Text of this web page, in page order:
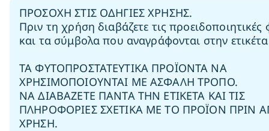
ΠPOΣOXH ΣTIΣ OΔHΓIEΣ XPHΣHΣ.
Πριν τη χρήση διαβάζετε τις προειδοποιητικές
και τα σύμβολα που αναγράφονται στην
ΤΑ ΦΥΤΟΠΡΟΣΤΑΤΕΥΤΙΚΑ ΠΡΟΪΟΝΤΑ ΝΑ
ΧΡΗΣΙΜΟΠΟΙΟΥΝΤΑΙ ΜΕ ΑΣΦΑΛΗ ΤΡΟΠΟ.
ΝΑ ΔΙΑΒΑΖΕΤΕ ΠΑΝΤΑ ΤΗΝ ΕΤΙΚΕΤΑ ΚΑΙ ΤΙΣ
ΠΛΗΡΟΦΟΡΙΕΣ ΣΧΕΤΙΚΑ ΜΕ ΤΟ ΠΡΟΪΟΝ ΠΡΙΝ
ΧΡΗΣΗ.